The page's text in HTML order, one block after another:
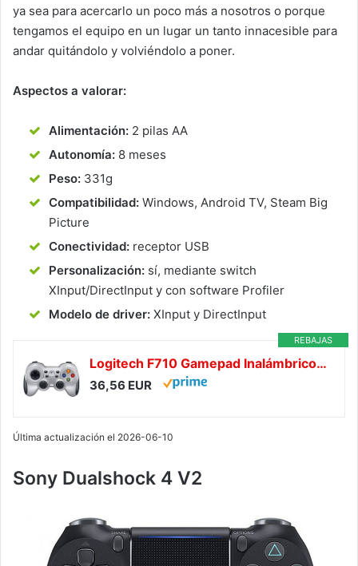
ya sea para acercarlo un poco más a nosotros o porque
tengamos el equipo en un lugar un tanto innacesible para
andar quitándolo y volviéndolo a poner.
Aspectos a valorar:
Alimentación: 2 pilas AA
Autonomía: 8 meses
Peso: 331g
Compatibilidad: Windows, Android TV, Steam Big
Picture
Conectividad: receptor USB
Personalización: sí, mediante switch
XInput/DirectInput y con software Profiler
Modelo de driver: XInput y DirectInput
REBAJAS
Logitech F710 Gamepad Inalámbrico, 2,4 GHz con Nano-Receptor USB, Distribución de Botones Clásica, Doble Efecto de Vibración, Mando de Dirección 4 Conmutadores, PC - Gris/Negro
36,56 EUR
Última actualización el 2026-06-10
Sony Dualshock 4 V2